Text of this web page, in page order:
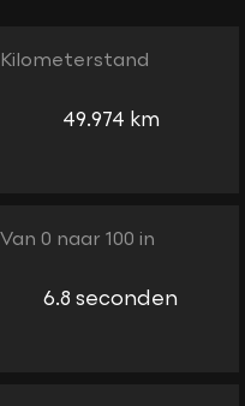
Kilometerstand
49.974 km
Van 0 naar 100 in
6.8 seconden